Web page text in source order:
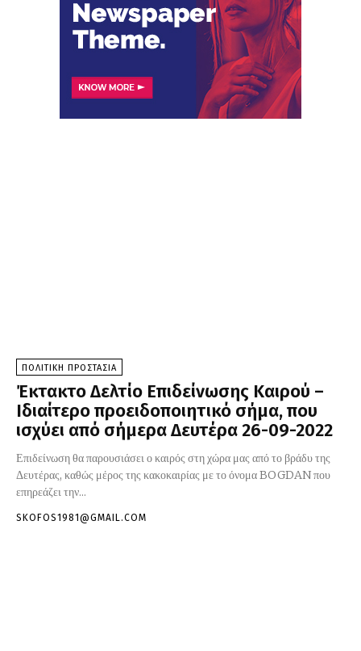
ΠΟΛΙΤΙΚΗ ΠΡΟΣΤΑΣΙΑ
Έκτακτο Δελτίο Επιδείνωσης Καιρού –
Ιδιαίτερο προειδοποιητικό σήμα, που
ισχύει από σήμερα Δευτέρα 26-09-2022
Επιδείνωση θα παρουσιάσει ο καιρός στη χώρα μας από το βράδυ της
Δευτέρας, καθώς μέρος της κακοκαιρίας με το όνομα BOGDAN που
επηρεάζει την...
SKOFOS1981@GMAIL.COM